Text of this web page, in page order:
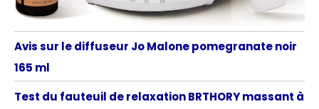
Avis sur le diffuseur Jo Malone pomegranate noir
165 ml
Test du fauteuil de relaxation BRTHORY massant à